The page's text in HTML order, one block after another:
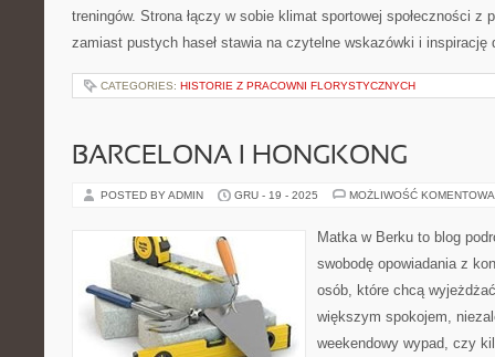
treningów. Strona łączy w sobie klimat sportowej społeczności z
zamiast pustych haseł stawia na czytelne wskazówki i
CATEGORIES: HISTORIE Z PRACOWNI FLORYSTYCZNYCH
BARCELONA I HONGKONG
POSTED BY ADMIN GRU - 19 - 2025 MOŻLIWOŚĆ
Matka w Berku to blog
swobodę opowiadania z
osób, które chcą
większym spokojem,
weekendowy wypad, czy